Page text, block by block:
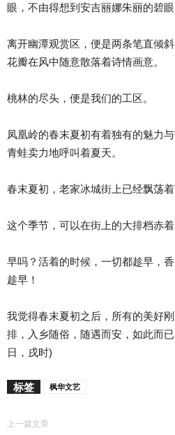
眼，不由得想到安吉丽娜朱丽的碧眼
离开幽潭观赏区，便是两条笔直倾
花瓣在风中随意散落着诗情画意。
桃林的尽头，便是我们的工区。
凤凰岭的春末夏初有着独有的魅力
青蛙卖力地呼叫着夏天。
春末夏初，老家冰城街上已经飘荡
这个季节，可以在街上的大排档赤
早吗？活着的时候，一切都趁早，
趁早！
我觉得春末夏初之后，所有的美好
排，入乡随俗，随遇而安，如此而
日，戌时)
标签 枫华文艺
上一篇文章